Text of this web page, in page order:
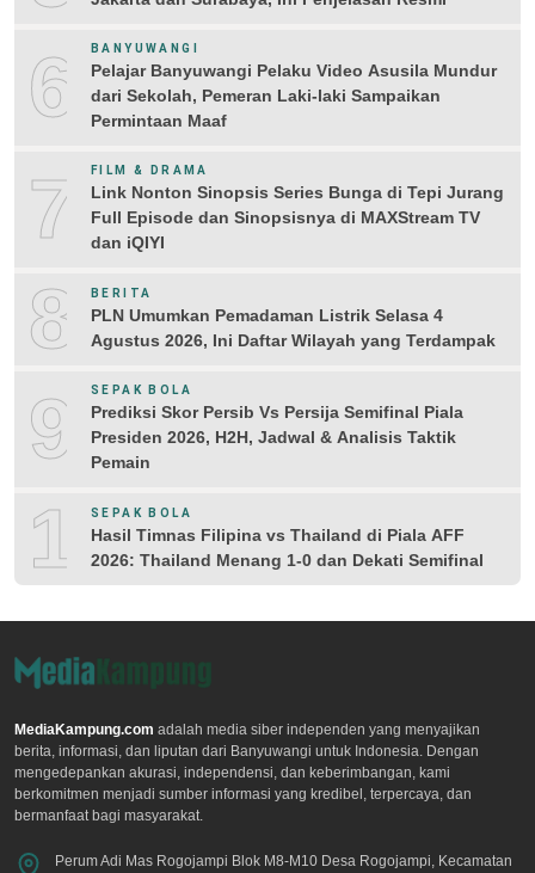
6 BANYUWANGI
Pelajar Banyuwangi Pelaku Video Asusila Mundur
dari Sekolah, Pemeran Laki-laki Sampaikan
Permintaan Maaf
7 FILM & DRAMA
Link Nonton Sinopsis Series Bunga di Tepi Jurang
Full Episode dan Sinopsisnya di MAXStream TV
dan iQIYI
8 BERITA
PLN Umumkan Pemadaman Listrik Selasa 4
Agustus 2026, Ini Daftar Wilayah yang Terdampak
9 SEPAK BOLA
Prediksi Skor Persib Vs Persija Semifinal Piala
Presiden 2026, H2H, Jadwal & Analisis Taktik
Pemain
10SEPAK BOLA
Hasil Timnas Filipina vs Thailand di Piala AFF
2026: Thailand Menang 1-0 dan Dekati Semifinal
MediaKampung.com adalah media siber independen yang menyajikan
berita, informasi, dan liputan dari Banyuwangi untuk Indonesia. Dengan
mengedepankan akurasi, independensi, dan keberimbangan, kami
berkomitmen menjadi sumber informasi yang kredibel, terpercaya, dan
bermanfaat bagi masyarakat.
Perum Adi Mas Rogojampi Blok M8-M10 Desa Rogojampi, Kecamatan